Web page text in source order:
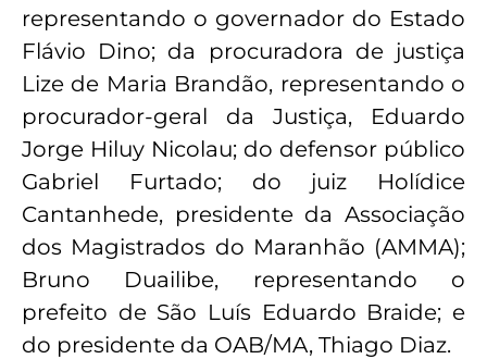
representando o governador do Estado
Flávio Dino; da procuradora de justiça
Lize de Maria Brandão, representando o
procurador-geral da Justiça, Eduardo
Jorge Hiluy Nicolau; do defensor público
Gabriel Furtado; do juiz Holídice
Cantanhede, presidente da Associação
dos Magistrados do Maranhão (AMMA);
Bruno Duailibe, representando o
prefeito de São Luís Eduardo Braide; e
do presidente da OAB/MA, Thiago Diaz.